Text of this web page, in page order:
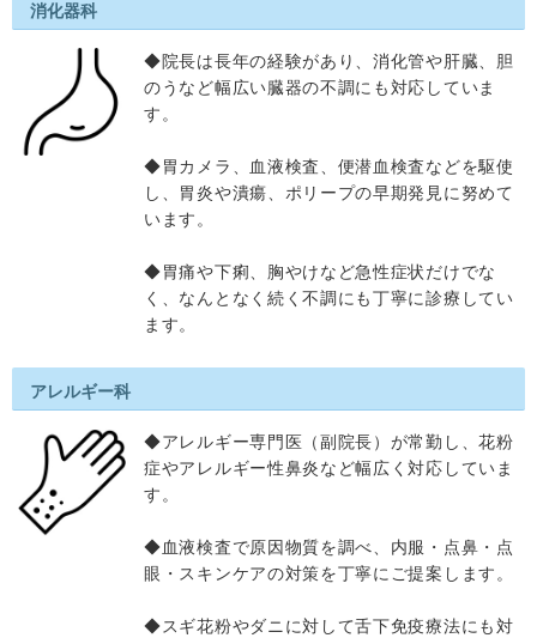
消化器科
◆院長は長年の経験があり、消化管や肝臓、胆
のうなど幅広い臓器の不調にも対応していま
す。
◆胃カメラ、血液検査、便潜血検査などを駆使
し、胃炎や潰瘍、ポリープの早期発見に努めて
います。
◆胃痛や下痢、胸やけなど急性症状だけでな
く、なんとなく続く不調にも丁寧に診療してい
ます。
アレルギー科
◆アレルギー専門医（副院長）が常勤し、花粉
症やアレルギー性鼻炎など幅広く対応していま
す。
◆血液検査で原因物質を調べ、内服・点鼻・点
眼・スキンケアの対策を丁寧にご提案します。
◆スギ花粉やダニに対して舌下免疫療法にも対